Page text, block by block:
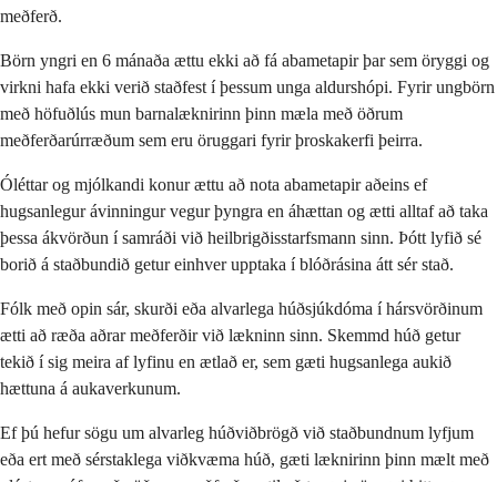
meðferð.
Börn yngri en 6 mánaða ættu ekki að fá abametapir þar sem öryggi og
virkni hafa ekki verið staðfest í þessum unga aldurshópi. Fyrir ungbörn
með höfuðlús mun barnalæknirinn þinn mæla með öðrum
meðferðarúrræðum sem eru öruggari fyrir þroskakerfi þeirra.
Óléttar og mjólkandi konur ættu að nota abametapir aðeins ef
hugsanlegur ávinningur vegur þyngra en áhættan og ætti alltaf að taka
þessa ákvörðun í samráði við heilbrigðisstarfsmann sinn. Þótt lyfið sé
borið á staðbundið getur einhver upptaka í blóðrásina átt sér stað.
Fólk með opin sár, skurði eða alvarlega húðsjúkdóma í hársvörðinum
ætti að ræða aðrar meðferðir við lækninn sinn. Skemmd húð getur
tekið í sig meira af lyfinu en ætlað er, sem gæti hugsanlega aukið
hættuna á aukaverkunum.
Ef þú hefur sögu um alvarleg húðviðbrögð við staðbundnum lyfjum
eða ert með sérstaklega viðkvæma húð, gæti læknirinn þinn mælt með